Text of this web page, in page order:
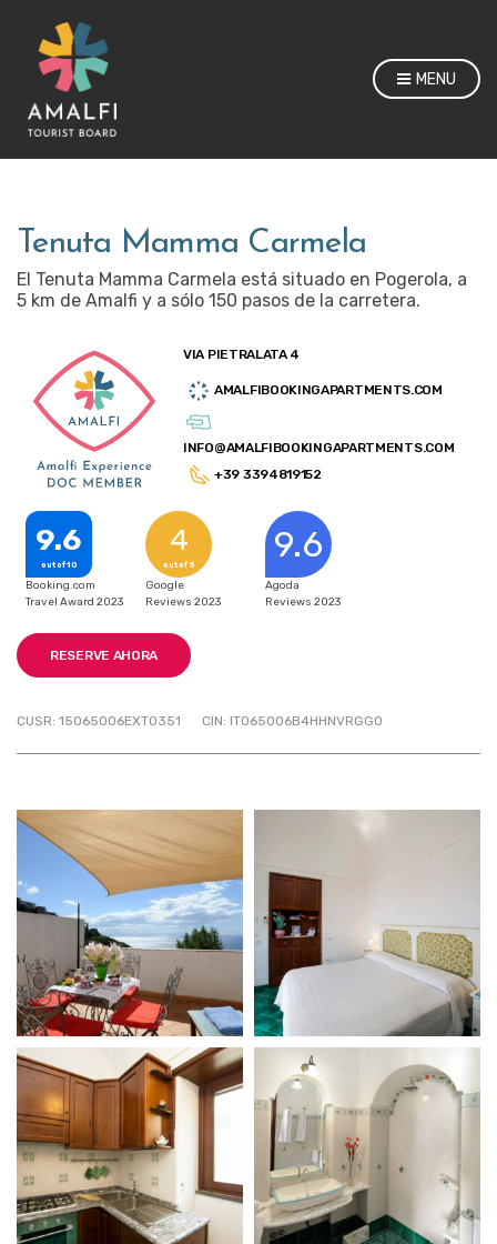
MENU
Tenuta Mamma Carmela
El Tenuta Mamma Carmela está situado en Pogerola, a
5 km de Amalfi y a sólo 150 pasos de la carretera.
VIA PIETRALATA 4
AMALFIBOOKINGAPARTMENTS.COM
INFO@AMALFIBOOKINGAPARTMENTS.COM
+39 3394819152
9.6
out of 10
Booking.com
Travel Award 2023
4
out of 5
Google
Reviews 2023
9.6
Agoda
Reviews 2023
RESERVE AHORA
CUSR: 15065006EXT0351 CIN: IT065006B4HHNVRGGO